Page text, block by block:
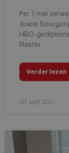
Per 1 mei
Joane
HBO-
Master
Verder lezen
30 april 2021